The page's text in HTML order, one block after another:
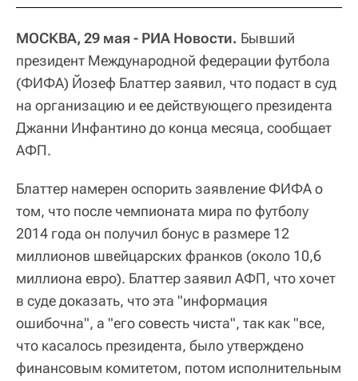
МОСКВА, 29 мая - РИА Новости. Бывший
президент Международной федерации футбола
(ФИФА) Йозеф Блаттер заявил, что подаст в суд
на организацию и ее действующего президента
Джанни Инфантино до конца месяца, сообщает
АФП.
Блаттер намерен оспорить заявление ФИФА о
том, что после чемпионата мира по футболу
2014 года он получил бонус в размере 12
миллионов швейцарских франков (около 10,6
миллиона евро). Блаттер заявил АФП, что хочет
в суде доказать, что эта "информация
ошибочна", а "его совесть чиста", так как "все,
что касалось президента, было утверждено
финансовым комитетом, потом исполнительным